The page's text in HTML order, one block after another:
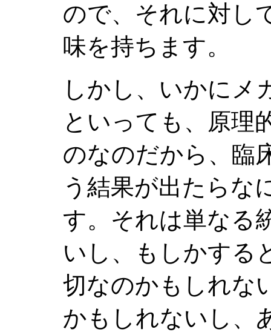
ので、それに対し
味を持ちます。
しかし、いかにメ
といっても、原理
のなのだから、臨
う結果が出たらな
す。それは単なる
いし、もしかする
切なのかもしれな
かもしれないし、